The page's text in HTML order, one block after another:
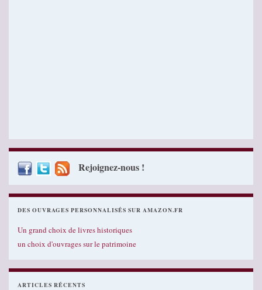
Rejoignez-nous !
DES OUVRAGES PERSONNALISÉS SUR AMAZON.FR
Un grand choix de livres historiques
un choix d'ouvrages sur le patrimoine
ARTICLES RÉCENTS